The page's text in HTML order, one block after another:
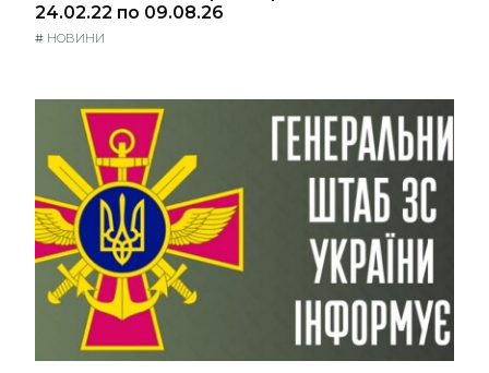
24.02.22 по 09.08.26
# НОВИНИ